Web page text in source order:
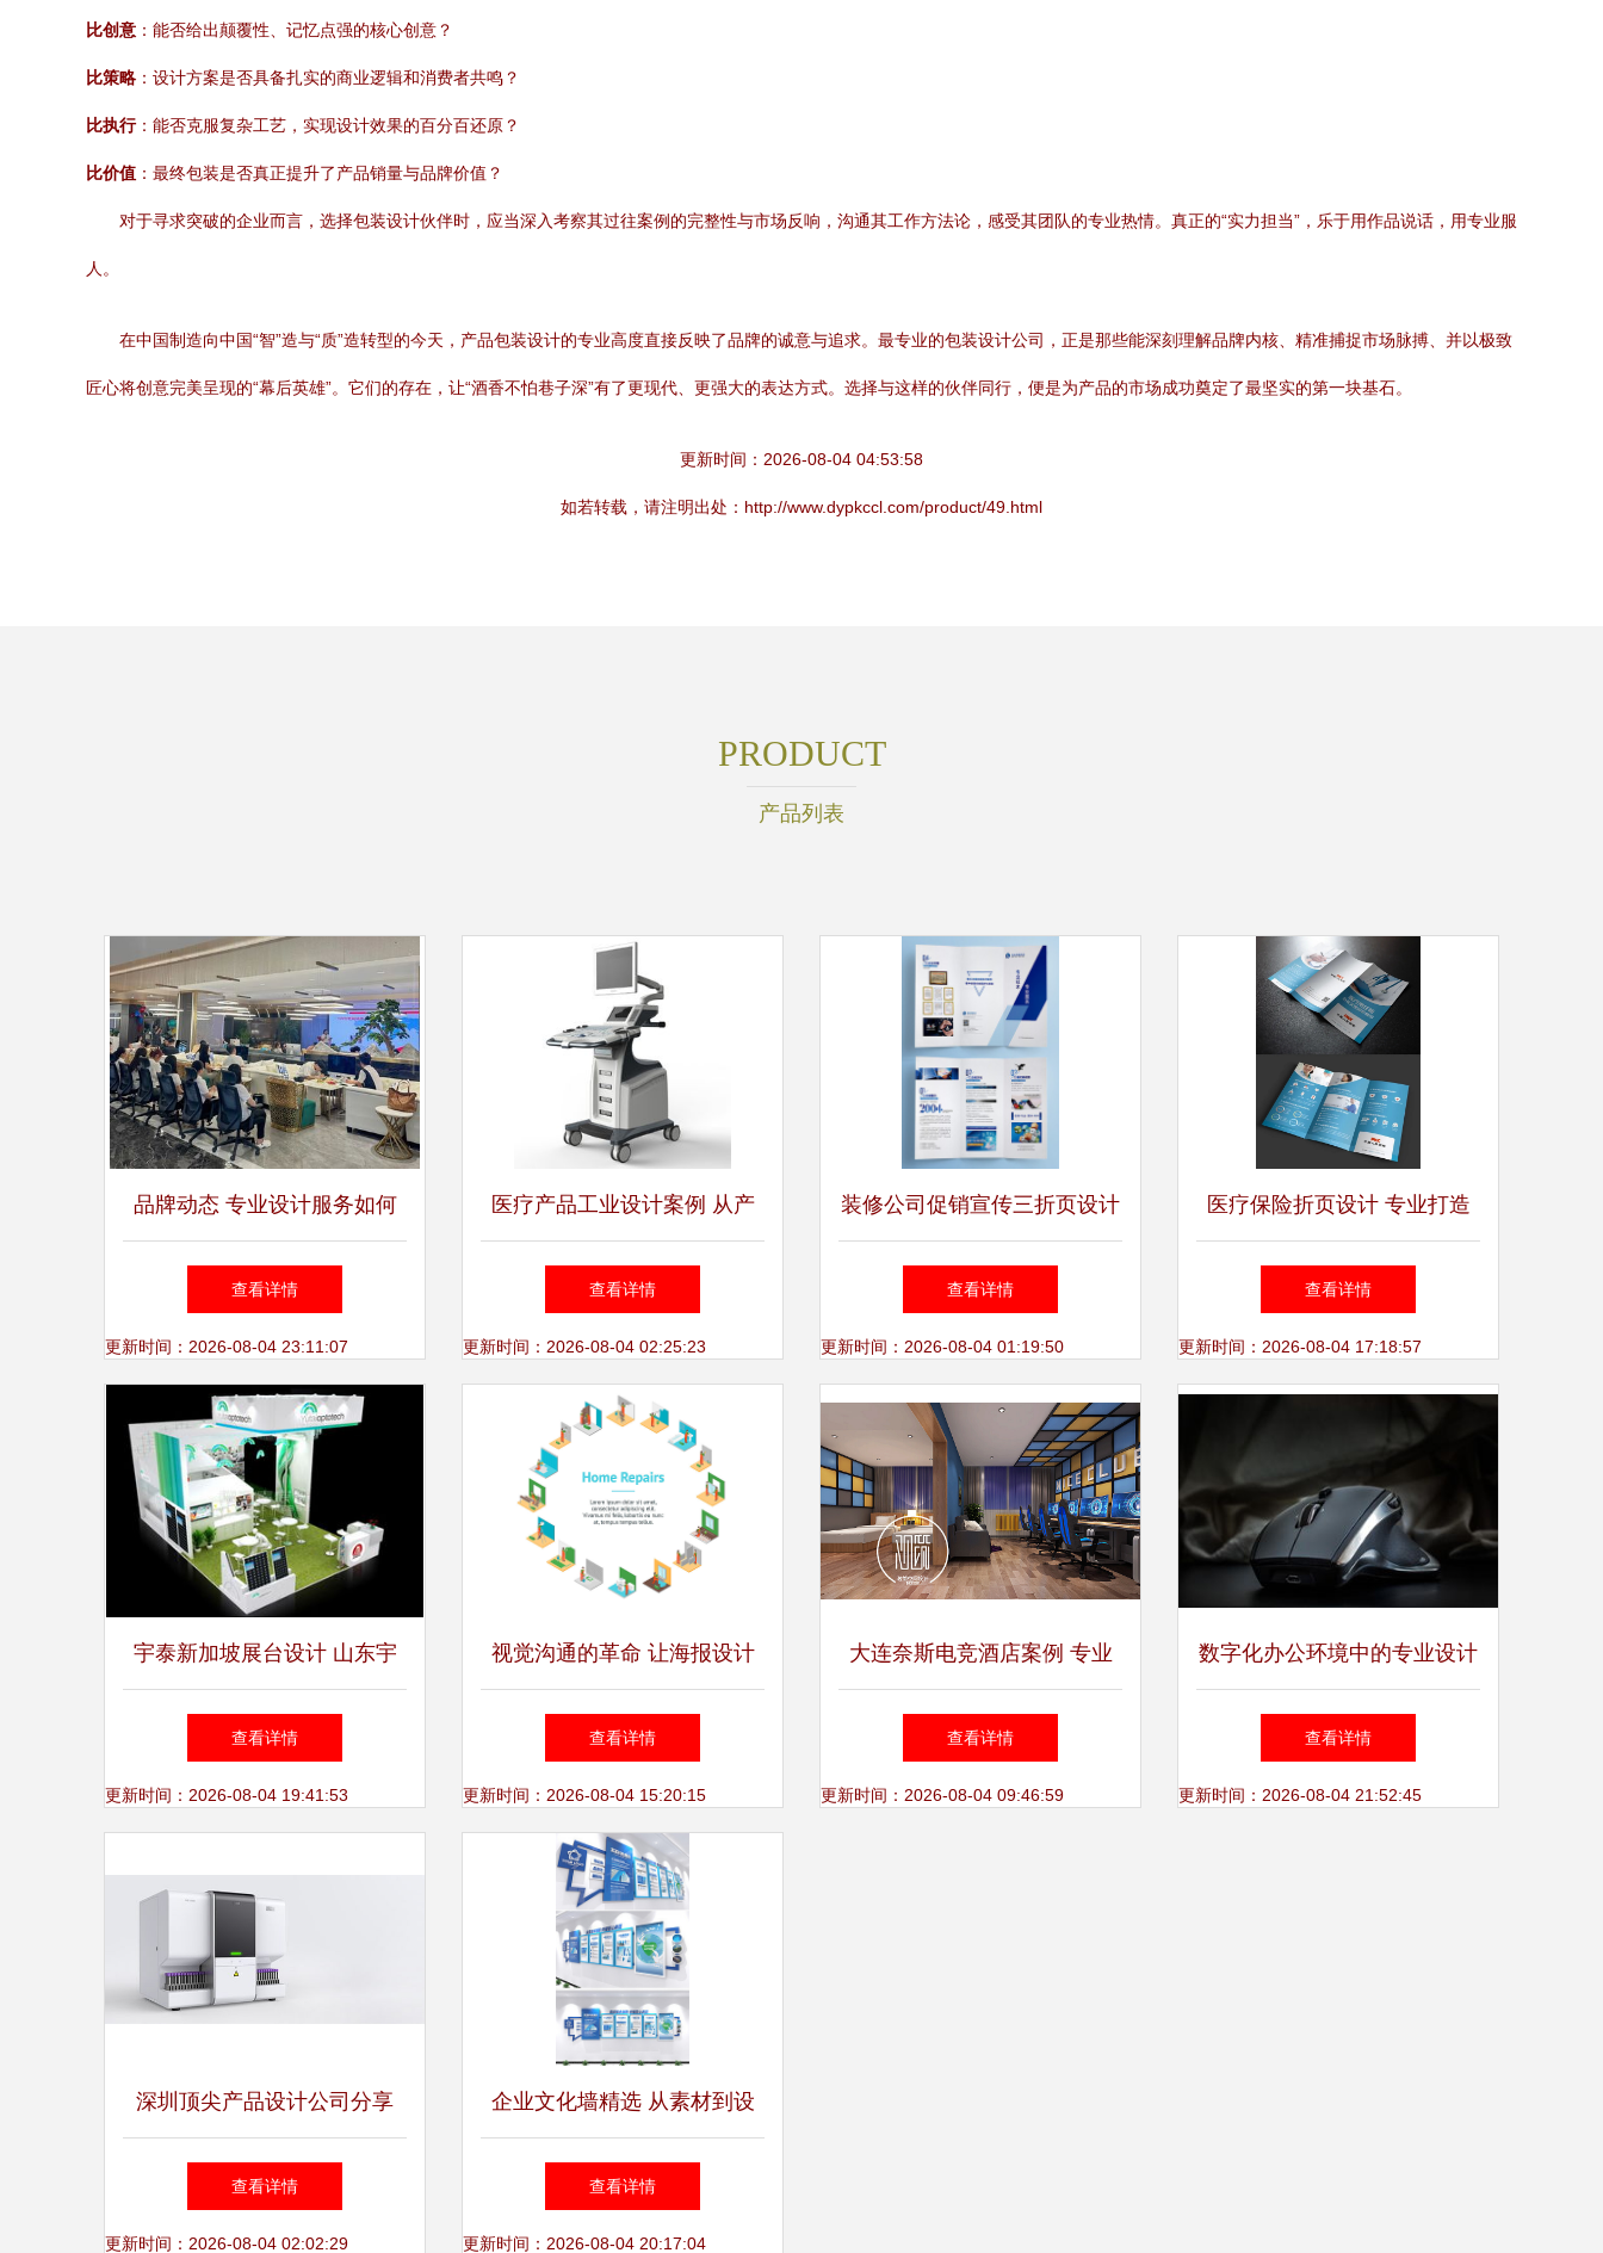
比创意 ：能否给出颠覆性、记忆点强的核心创意？
比策略 ：设计方案是否具备扎实的商业逻辑和消费者共鸣？
比执行：能否克服复杂工艺，实现设计效果的百分百还原？
比价值 ：最终包装是否真正提升了产品销量与品牌价值？
对于寻求突破的企业而言，选择包装设计伙伴时，应当深入考察其过往案例的完整性与市场反响，沟通其工作方法论，感受其团队的专业热情。真正的“实力担当”，乐于用作品说话，用专业服
人。
在中国制造向中国“智”造与“质”造转型的今天，产品包装设计的专业高度直接反映了品牌的诚意与追求。最专业的包装设计公司，正是那些能深刻理解品牌内核、精准捕捉市场脉搏、并以极致
匠心将创意完美呈现的“幕后英雄”。它们的存在，让“酒香不怕巷子深”有了更现代、更强大的表达方式。选择与这样的伙伴同行，便是为产品的市场成功奠定了最坚实的第一块基石。
更新时间：2026-08-04 04:53:58
如若转载，请注明出处：http://www.dypkccl.com/product/49.html
PRODUCT
产品列表
品牌动态 专业设计服务如何
赋能企业竞争力提升
查看详情
更新时间：2026-08-04 23:11:07
医疗产品工业设计案例 从产
品美学到市场营销的全面策划
查看详情
更新时间：2026-08-04 02:25:23
装修公司促销宣传三折页设计
——打造专业设计服务的视觉
名片
查看详情
更新时间：2026-08-04 01:19:50
医疗保险折页设计 专业打造
高转化率营销工具
查看详情
更新时间：2026-08-04 17:18:57
宇泰新加坡展台设计 山东宇
泰光电 展会服务
查看详情
更新时间：2026-08-04 19:41:53
视觉沟通的革命 让海报设计
成为品牌赢家的利器
查看详情
更新时间：2026-08-04 15:20:15
大连奈斯电竞酒店案例 专业
电竞酒店设计一站式服务团队
打造沉浸体验
查看详情
更新时间：2026-08-04 09:46:59
数字化办公环境中的专业设计
从个人设备到整体解决方案
查看详情
更新时间：2026-08-04 21:52:45
深圳顶尖产品设计公司分享
几款引领未来的专业医疗产品
设计典范
查看详情
更新时间：2026-08-04 02:02:29
企业文化墙精选 从素材到设
计，打造企业灵魂的视觉名片
查看详情
更新时间：2026-08-04 20:17:04